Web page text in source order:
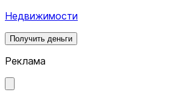
Недвижимости
Получить деньги
Реклама